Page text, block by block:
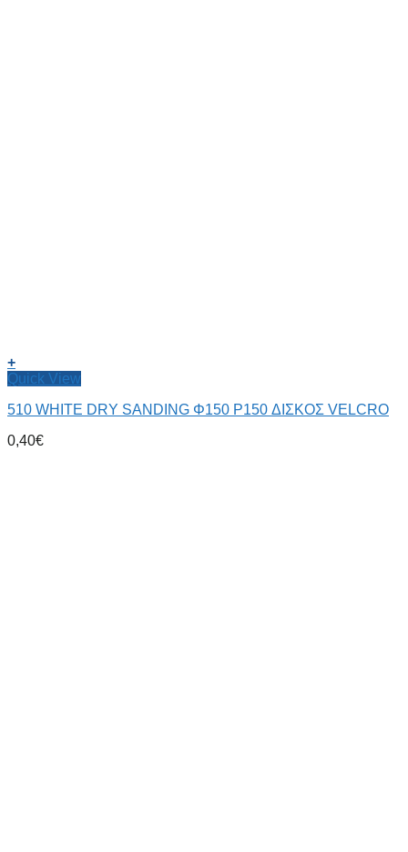
+
Quick View
510 WHITE DRY SANDING Φ150 P150 ΔΙΣΚΟΣ VELCRO
0,40€